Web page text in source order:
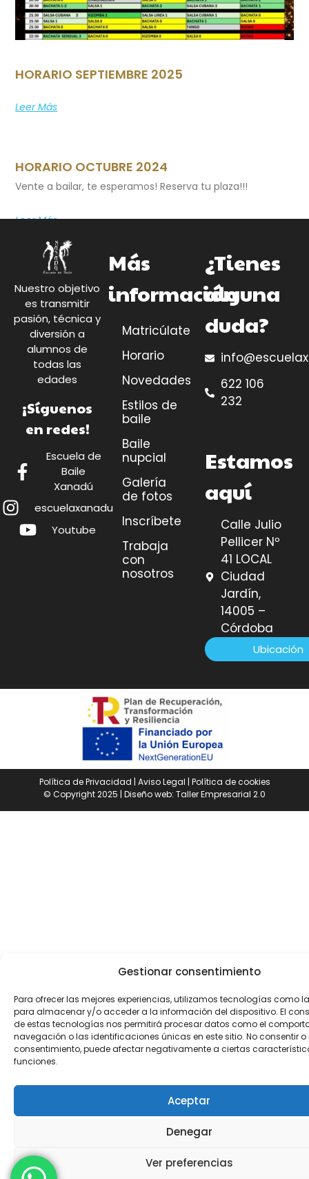
Gestionar consentimiento
Para ofrecer las mejores experiencias, utilizamos tecnologías como
para almacenar y/o acceder a la información del dispositivo. El
de estas tecnologías nos permitirá procesar datos como el
navegación o las identificaciones únicas en este sitio. No consentir o
consentimiento, puede afectar negativamente a ciertas
funciones.
Aceptar
Denegar
Ver preferencias
HORARIO SEPTIEMBRE 2025
Leer Más
HORARIO OCTUBRE 2024
Vente a bailar, te esperamos! Reserva tu plaza!!!
Leer Más
Nuestro objetivo
es transmitir
pasión, técnica y
diversión a
alumnos de
todas las
edades
¡Síguenos
en redes!
Escuela de
Baile
Xanadú
escuelaxanadu
Youtube
Más
información
Matricúlate
Horario
Novedades
Estilos de
baile
Baile
nupcial
Galería
de fotos
Inscríbete
Trabaja
con
nosotros
¿Tienes
alguna
duda?
622 106
232
Estamos
aquí
Calle Julio
Pellicer Nº
41 LOCAL
Ciudad
Jardín,
14005 –
Córdoba
Ubicación
Política de Privacidad | Aviso Legal | Política de cookies
© Copyright 2025 | Diseño web: Taller Empresarial 2.0